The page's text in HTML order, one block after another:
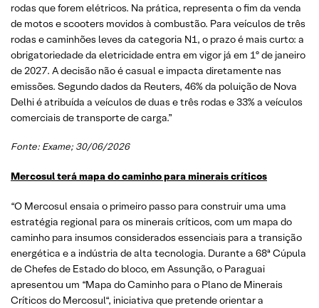
rodas que forem elétricos. Na prática, representa o fim da venda
de motos e scooters movidos à combustão. Para veículos de três
rodas e caminhões leves da categoria N1, o prazo é mais curto: a
obrigatoriedade da eletricidade entra em vigor já em 1º de janeiro
de 2027. A decisão não é casual e impacta diretamente nas
emissões. Segundo dados da Reuters, 46% da poluição de Nova
Delhi é atribuída a veículos de duas e três rodas e 33% a veículos
comerciais de transporte de carga.”
Fonte: Exame; 30/06/2026
Mercosul terá mapa do caminho para minerais críticos
“O Mercosul ensaia o primeiro passo para construir uma uma
estratégia regional para os minerais críticos, com um mapa do
caminho para insumos considerados essenciais para a transição
energética e a indústria de alta tecnologia. Durante a 68ª Cúpula
de Chefes de Estado do bloco, em Assunção, o Paraguai
apresentou um “Mapa do Caminho para o Plano de Minerais
Críticos do Mercosul“, iniciativa que pretende orientar a